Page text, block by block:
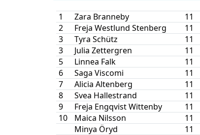
1 Zara Branneby 11
2
Freja Westlund Stenberg 11
3
Tyra Schütz 11
3
Julia Zettergren 11
5
Linnea Falk 11
6
Saga Viscomi 11
7
Alicia Altenberg 11
8
Svea Hallestrand 11
9
Freja Engqvist Wittenby 11
10
Maica Nilsson 11
Minya Öryd
11